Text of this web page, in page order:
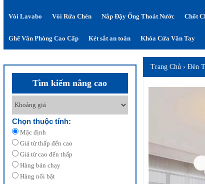
Vòi Lavabo Vòi Rửa Chén Nắp Đậy Ống Thoát Nước Chốt
Ghế Văn Phòng Cao Cấp Két sắt an toàn Khóa Cửa Vân Tay
Tìm kiếm nâng cao
Chọn thuộc tính:
Mặc định
Giá từ thấp đến cao
Giá từ cao đến thấp
Hàng bán chạy
Hàng nổi bật
Trang Chủ ›Đèn